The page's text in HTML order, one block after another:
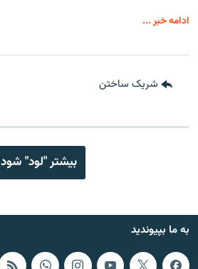
ادامه خبر ...
شریک ساختن
بیشتر "لود" شود
به ما بپیوندید